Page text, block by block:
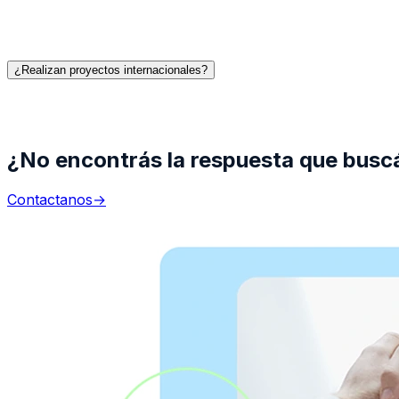
¿Realizan proyectos internacionales?
¿No encontrás la respuesta que
Contactanos→